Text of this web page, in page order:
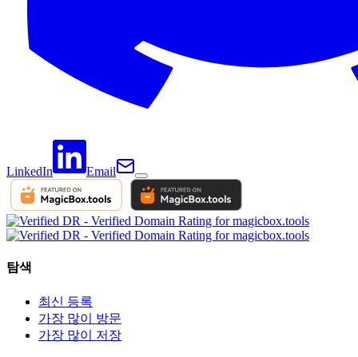
LinkedIn Email
탐색
최신 등록
가장 많이 방문
가장 많이 저장